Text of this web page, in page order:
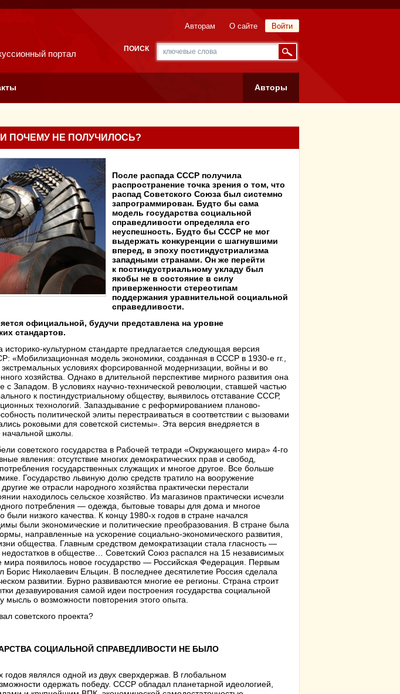
портал
Войти
Авторам О сайте
ПОИСК
Авторы
И ПОЧЕМУ НЕ ПОЛУЧИЛОСЬ?
После распада СССР получила
распространение точка зрения о том, что
распад Советского Союза был системно
запрограммирован. Будто бы сама
модель государства социальной
справедливости определяла его
неуспешность. Будто бы СССР не мог
выдержать конкуренции с шагнувшими
вперед, в эпоху постиндустриализма
западными странами. Он же перейти
к постиндустриальному укладу был
якобы не в состояние в силу
приверженности стереотипам
поддержания уравнительной социальной
справедливости.
официальной, будучи представлена на уровне
стандартов.
культурном стандарте предлагается следующая версия
«Мобилизационная модель экономики, созданная в СССР в 1930-е гг.,
условиях форсированной модернизации, войны и во
хозяйства. Однако в длительной перспективе мирного развития она
с Западом. В условиях научно-технической революции, ставшей частью
к постиндустриальному обществу, выявилось отставание СССР,
технологий. Запаздывание с реформированием планово-
политической элиты перестраиваться в соответствии с вызовами
роковыми для советской системы». Эта версия внедряется в
школы.
советского государства в Рабочей тетради «Окружающего мира» 4-го
явления: отсутствие многих демократических прав и свобод,
государственных служащих и многое другое. Все больше
Государство львиную долю средств тратило на вооружение
же отрасли народного хозяйства практически перестали
находилось сельское хозяйство. Из магазинов практически исчезли
потребления — одежда, бытовые товары для дома и многое
были низкого качества. К концу 1980-х годов в стране начался
были экономические и политические преобразования. В стране была
направленные на ускорение социально-экономического развития,
общества. Главным средством демократизации стала гласность —
недостатков в обществе… Советский Союз распался на 15 независимых
мира появилось новое государство — Российская Федерация. Первым
Борис Николаевич Ельцин. В последнее десятилетие Россия сделала
развитии. Бурно развиваются многие ее регионы. Страна строит
дезавуирования самой идеи построения государства социальной
мысль о возможности повторения этого опыта.
советского проекта?
СОЦИАЛЬНОЙ СПРАВЕДЛИВОСТИ НЕ БЫЛО
являлся одной из двух сверхдержав. В глобальном
одержать победу. СССР обладал планетарной идеологией,